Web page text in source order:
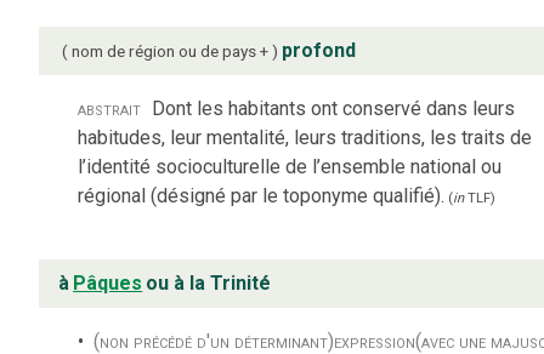
nom de région ou de pays + profond
abstrait Dont les habitants ont conservé dans leurs
habitudes, leur mentalité, leurs traditions, les traits de
l’identité socioculturelle de l’ensemble national ou
régional (désigné par le toponyme qualifié). (inTLF)
à Pâques ou à la Trinité
(non précédé d'un déterminant)expression(avec une